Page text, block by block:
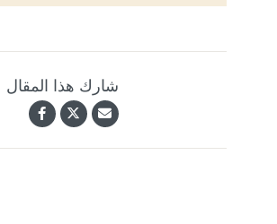
شارك هذا المقال